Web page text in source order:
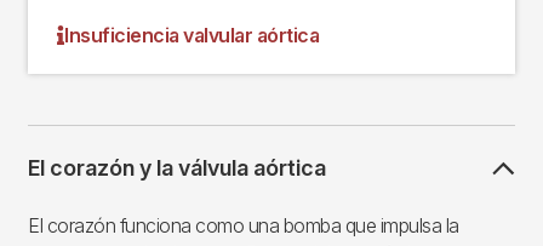
Insuficiencia valvular aórtica
El corazón y la válvula aórtica
El corazón funciona como una bomba que impulsa la